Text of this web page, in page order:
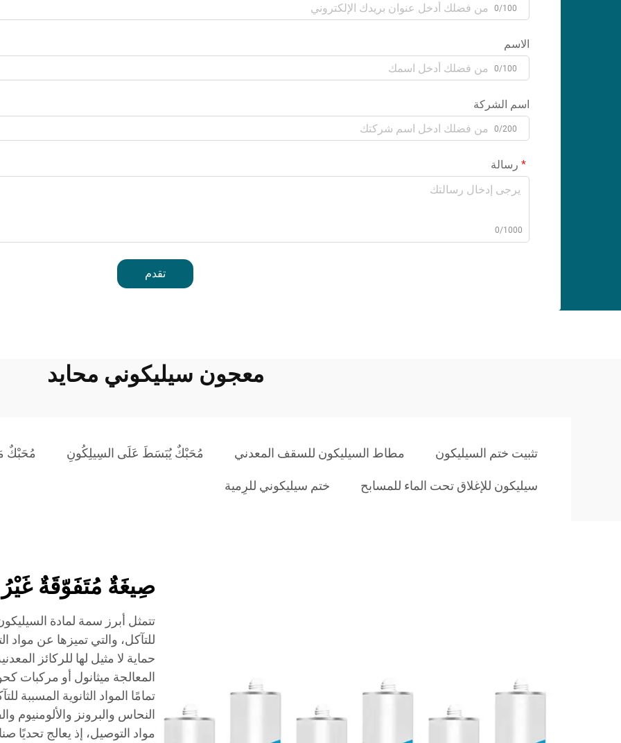
0/100
الاسم
0/100
اسم الشركة
0/200
رسالة
0/1000
تقدم
معجون سيليكوني محايد
تثبيت ختم السيليكون مطاط السيليكون للسقف المعدني مُحَبْكٌ يُبَسَطَ عَلَى السِيلِكُونِ مُحَبْكٌ
سيليكون للإغلاق تحت الماء للمسابح ختم سيليكوني للرِمية
صِيغَةٌ مُتَفَوّقَةٌ غَيْرُ
تتمثل أبرز سمة لمادة
للتآكل، والتي تميزها عن مواد
حماية لا مثيل لها للركائز
المعالجة ميثانول أو مركبات
تمامًا المواد الثانوية المسببة
النحاس والبرونز والألومنيوم
مواد التوصيل، إذ يعالج تحديًا